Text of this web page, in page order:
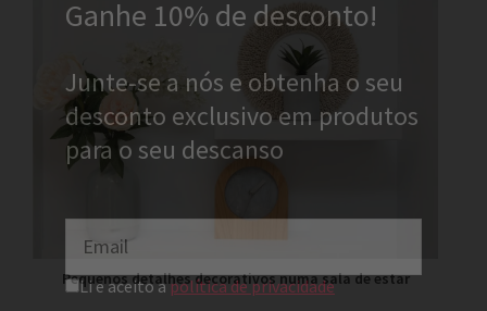
Pequenos detalhes decorativos numa sala de estar
Ganhe 10% de desconto!
Junte-se a nós e obtenha o seu
desconto exclusivo em produtos
para o seu descanso
Li e aceito apolítica de privacidade